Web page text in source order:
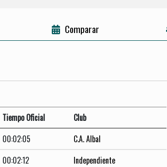
Comparar
Tiempo Oficial
Club
00:02:05
C.A. Albal
00:02:12
Independiente